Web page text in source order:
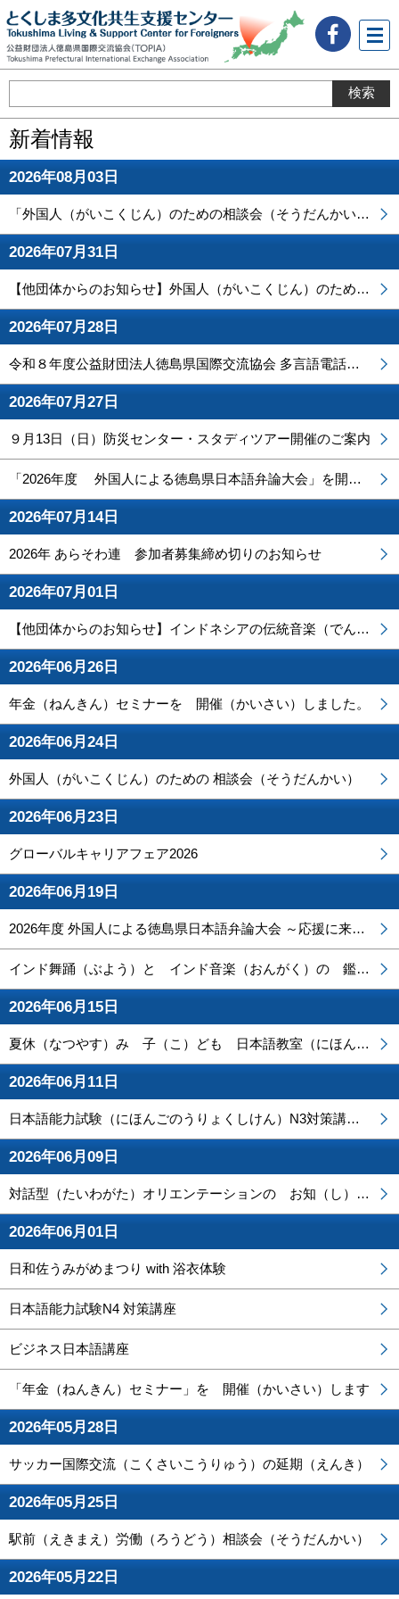
ュー
新着情報
2026年08月03日
「外国人（がいこくじん）のための相談会（そうだんかい）」を開催（かいさい）しました！
2026年07月31日
【他団体からのお知らせ】外国人（がいこくじん）のための 運転免許（うんてんめんきょ）取得支援講座（しゅとくしえんこうざ）
2026年07月28日
令和８年度公益財団法人徳島県国際交流協会 多言語電話相談（窓口案内）員募集について【締切】令和８年８月１０日(月)午後６時
2026年07月27日
９月13日（日）防災センター・スタディツアー開催のご案内
「2026年度 外国人による徳島県日本語弁論大会」を開催しました！
2026年07月14日
2026年 あらそわ連 参加者募集締め切りのお知らせ
2026年07月01日
【他団体からのお知らせ】インドネシアの伝統音楽（でんとうおんがく）と民族衣装（みんぞくいしょう）ファッションショー
2026年06月26日
年金（ねんきん）セミナーを 開催（かいさい）しました。
2026年06月24日
外国人（がいこくじん）のための 相談会（そうだんかい）
2026年06月23日
グローバルキャリアフェア2026
2026年06月19日
2026年度 外国人による徳島県日本語弁論大会 ～応援に来て下さい～
インド舞踊（ぶよう）と インド音楽（おんがく）の 鑑賞（かんしょう）
2026年06月15日
夏休（なつやす）み 子（こ）ども 日本語教室（にほんごきょうしつ）2026
2026年06月11日
日本語能力試験（にほんごのうりょくしけん）N3対策講座（たいさくこうざ）
2026年06月09日
対話型（たいわがた）オリエンテーションの お知（し）らせ
2026年06月01日
日和佐うみがめまつり with 浴衣体験
日本語能力試験N4 対策講座
ビジネス日本語講座
「年金（ねんきん）セミナー」を 開催（かいさい）します
2026年05月28日
サッカー国際交流（こくさいこうりゅう）の延期（えんき）
2026年05月25日
駅前（えきまえ）労働（ろうどう）相談会（そうだんかい）
2026年05月22日